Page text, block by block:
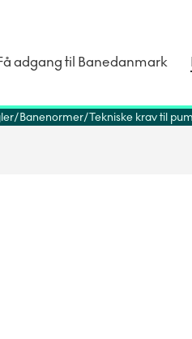
adgang til Banedanmark
Banenormer Tekniske krav til